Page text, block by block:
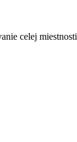
celej